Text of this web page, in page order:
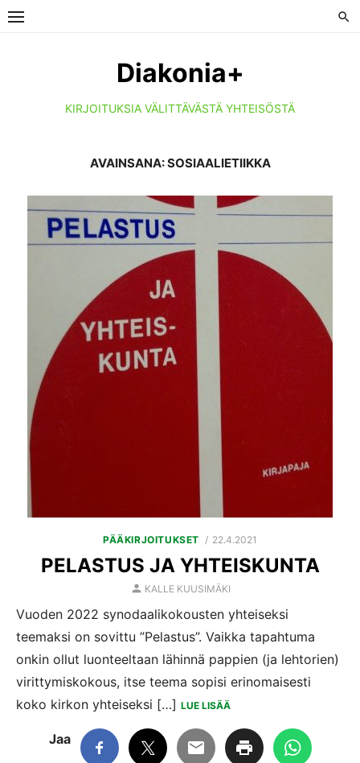
Skip
Diakonia+
KIRJOITUKSIA VÄLITTÄVÄSTÄ YHTEISÖSTÄ
AVAINSANA:SOSIAALIETIIKKA
PÄÄKIRJOITUKSET
POSTED
22.4.2021
PELASTUS JA YHTEISKUNTA
AUTHOR
KALLE KUUSIMÄKI
Vuoden 2022 synodaalikokousten yhteiseksi
teemaksi on sovittu ”Pelastus”. Vaikka tapahtuma
onkin ollut luonteeltaan lähinnä pappien (ja lehtorien)
virittymiskokous, itse teema sopisi erinomaisesti
koko kirkon yhteiseksi […] LUE LISÄÄ
Jaa